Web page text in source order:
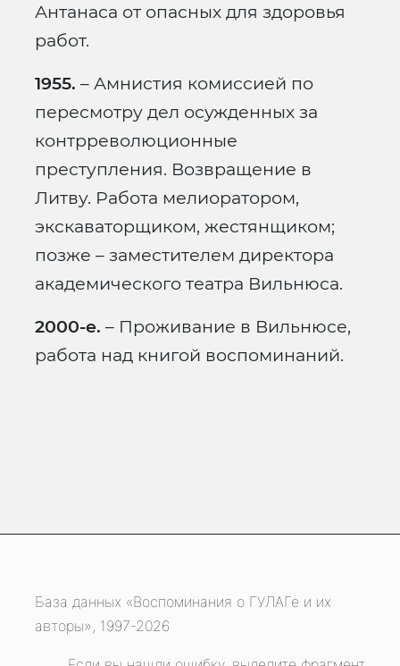
Антанаса от опасных для здоровья
работ.
1955. – Амнистия комиссией по
пересмотру дел осужденных за
контрреволюционные
преступления. Возвращение в
Литву. Работа мелиоратором,
экскаваторщиком, жестянщиком;
позже – заместителем директора
академического театра Вильнюса.
2000-е. – Проживание в Вильнюсе,
работа над книгой воспоминаний.
База данных «Воспоминания о ГУЛАГе и их
авторы», 1997-2026